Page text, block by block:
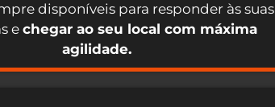
disponíveis para responder às suas
e chegar ao seu local com máxima
agilidade.